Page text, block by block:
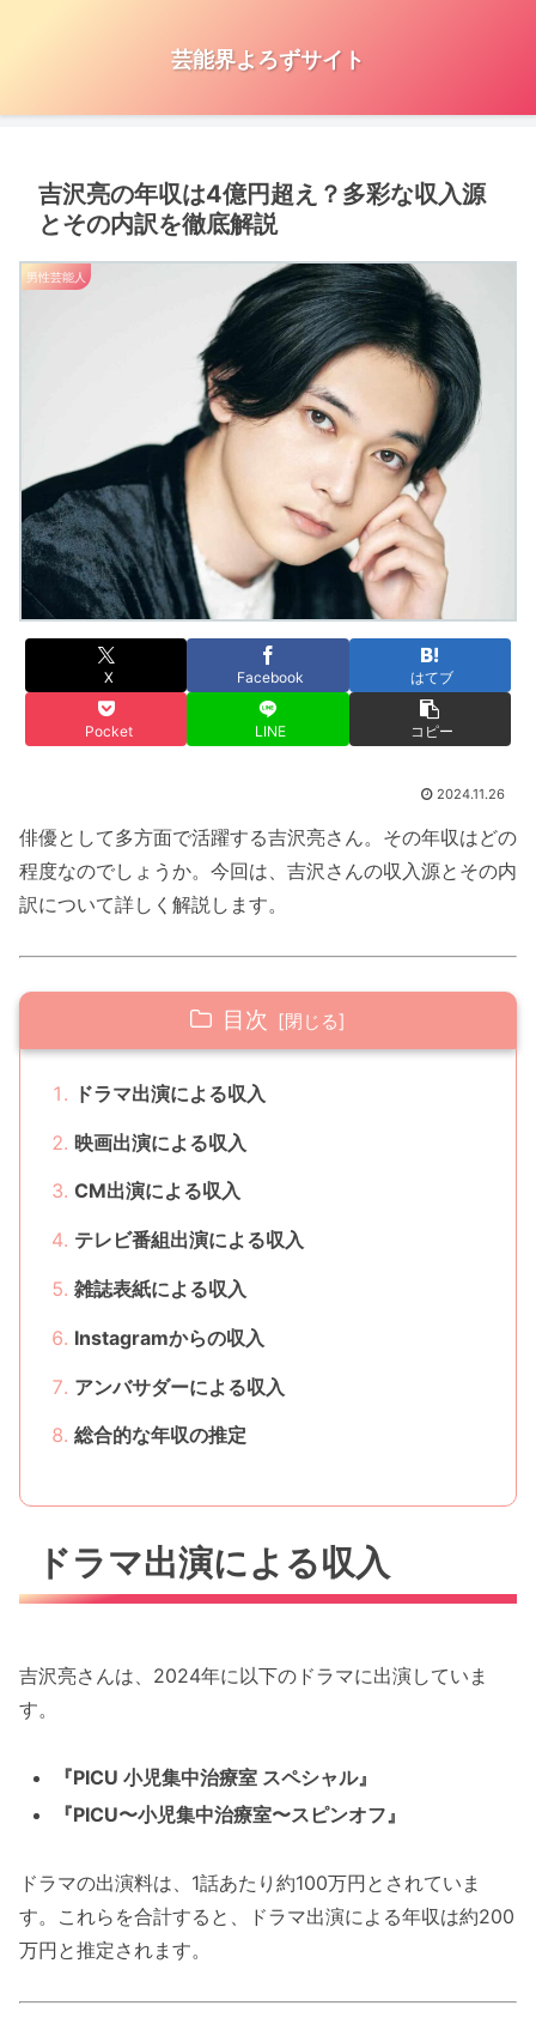
芸能界よろずサイト
吉沢亮の年収は4億円超え？多彩な収入源
とその内訳を徹底解説
男性芸能人
X Facebook はてブ
Pocket LINE コピー
2024.11.26
俳優として多方面で活躍する吉沢亮さん。その年収はどの
程度なのでしょうか。今回は、吉沢さんの収入源とその内
訳について詳しく解説します。
目次
ドラマ出演による収入
映画出演による収入
CM出演による収入
テレビ番組出演による収入
雑誌表紙による収入
Instagramからの収入
アンバサダーによる収入
総合的な年収の推定
ドラマ出演による収入
吉沢亮さんは、2024年に以下のドラマに出演していま
す。
『PICU 小児集中治療室 スペシャル』
『PICU〜小児集中治療室〜スピンオフ』
ドラマの出演料は、1話あたり約100万円とされていま
す。これらを合計すると、ドラマ出演による年収は約200
万円と推定されます。